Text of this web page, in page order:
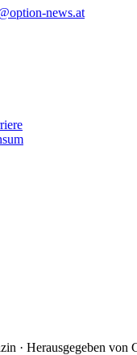
news.at
· Herausgegeben von